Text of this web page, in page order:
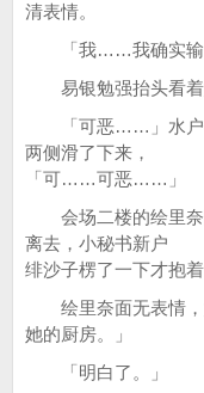
清表情。
「我……我确实输
易银勉强抬头看着
「可恶……」水户郁
两侧滑了下来，
「可……可恶……」
会场二楼的绘里奈
离去，小秘书新户
绯沙子楞了一下才抱
绘里奈面无表情，
她的厨房。」
「明白了。」